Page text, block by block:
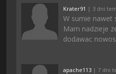
Krater91 | 3 dni
W sumie nawet
Mam nadzieje
dodawac
apache113 | 7 dni